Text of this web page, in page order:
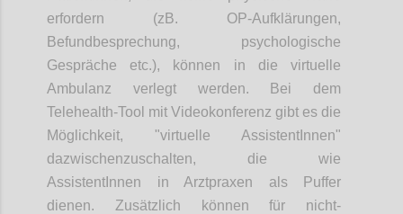
erfordern (zB. OP-Aufklärungen,
Befundbesprechung, psychologische
Gespräche etc.), können in die virtuelle
Ambulanz verlegt werden. Bei dem
Telehealth-Tool mit Videokonferenz gibt es die
Möglichkeit, "virtuelle AssistentInnen"
dazwischenzuschalten, die wie
AssistentInnen in Arztpraxen als Puffer
dienen. Zusätzlich können für nicht-